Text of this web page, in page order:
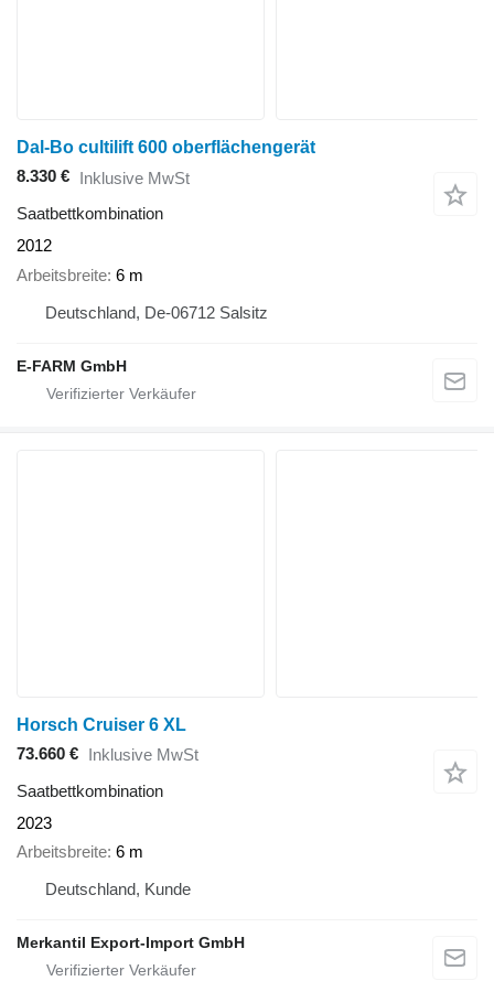
Dal-Bo cultilift 600 oberflächengerät
8.330 € Inklusive MwSt
Saatbettkombination
2012
Arbeitsbreite 6 m
Deutschland, De-06712 Salsitz
E-FARM GmbH
Horsch Cruiser 6 XL
73.660 € Inklusive MwSt
Saatbettkombination
2023
Arbeitsbreite 6 m
Deutschland, Kunde
Merkantil Export-Import GmbH